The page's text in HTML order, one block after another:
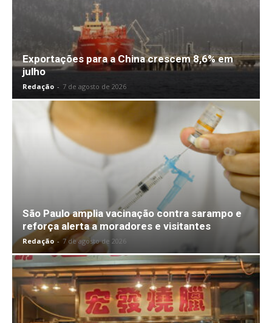
Exportações para a China crescem 8,6% em
julho
Redação - 7 de agosto de 2026
São Paulo amplia vacinação contra sarampo e
reforça alerta a moradores e visitantes
Redação - 7 de agosto de 2026